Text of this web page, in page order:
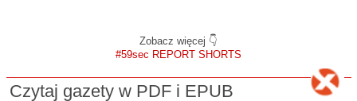
Zobacz więcej 👇
#59sec REPORT SHORTS
Czytaj gazety w PDF i EPUB